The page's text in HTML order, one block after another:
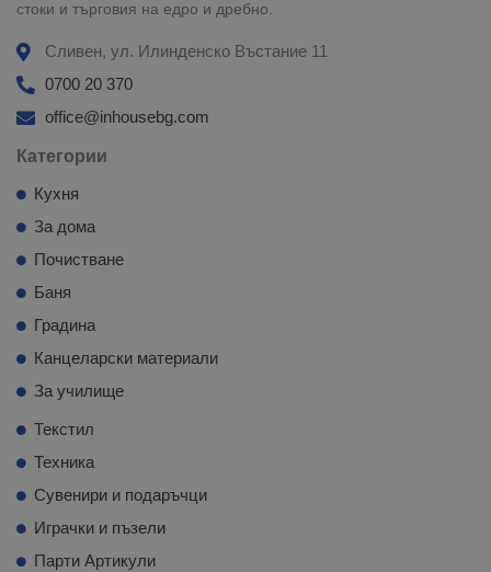
стоки и търговия на едро и дребно.
Сливен, ул. Илинденско Въстание 11
0700 20 370
office@inhousebg.com
Категории
Кухня
За дома
Почистване
Баня
Градина
Канцеларски материали
За училище
Текстил
Техника
Сувенири и подаръчци
Играчки и пъзели
Парти Артикули